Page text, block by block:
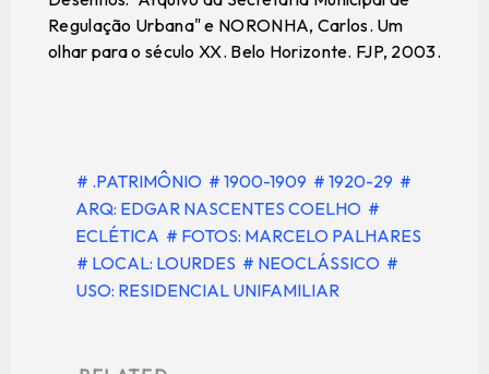
Regulação Urbana" e NORONHA, Carlos. Um
olhar para o século XX. Belo Horizonte. FJP, 2003.
# .PATRIMÔNIO # 1900-1909 # 1920-29 #
ARQ: EDGAR NASCENTES COELHO #
ECLÉTICA # FOTOS: MARCELO PALHARES
# LOCAL: LOURDES # NEOCLÁSSICO #
USO: RESIDENCIAL UNIFAMILIAR